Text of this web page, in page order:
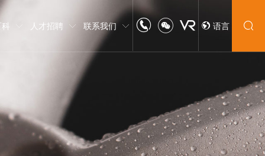
人才招聘 联系我们 语言
日本語
한글